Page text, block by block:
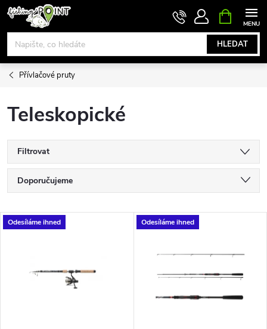
Přejít
obsah
HLEDAT
NÁKUPNÍ
KOŠÍK
Přívlačové pruty
Teleskopické
Filtrovat
Ř
a
Doporučujeme
Nejdražší
Abecedně
V
Odesíláme ihned Odesíláme ihned